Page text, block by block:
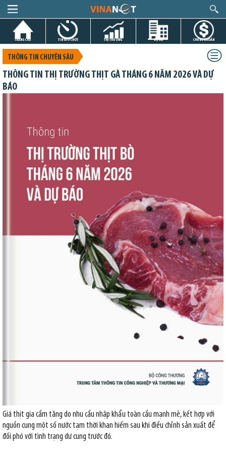
TRANG CHỦ TIN GIỜ CHÓT THỊ TRƯỜNG DỰ ÁN CHỨNG KHOÁN
THÔNG TIN CHUYÊN SÂU
THÔNG TIN THỊ TRƯỜNG THỊT GÀ THÁNG 6 NĂM 2026 VÀ DỰ
BÁO
Giá thịt gia cầm tăng do nhu cầu nhập khẩu toàn cầu mạnh mẽ, kết hợp với
nguồn cung một số nước tạm thời khan hiếm sau khi điều chỉnh sản xuất để
đối phó với tình trạng dư cung trước đó.